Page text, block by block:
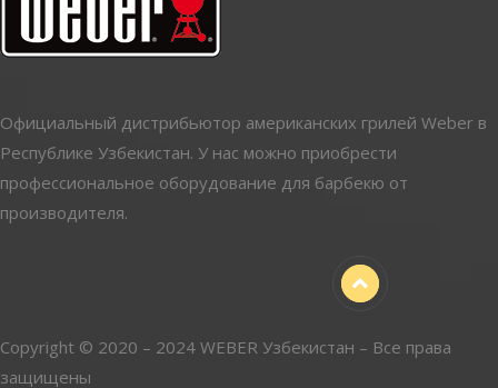
Официальный дистрибьютор американских грилей Weber в
Республике Узбекистан. У нас можно приобрести
профессиональное оборудование для барбекю от
производителя.
Copyright © 2020 – 2024 WEBER Узбекистан – Все права
защищены